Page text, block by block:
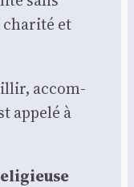
et
accom­
appe­lé à